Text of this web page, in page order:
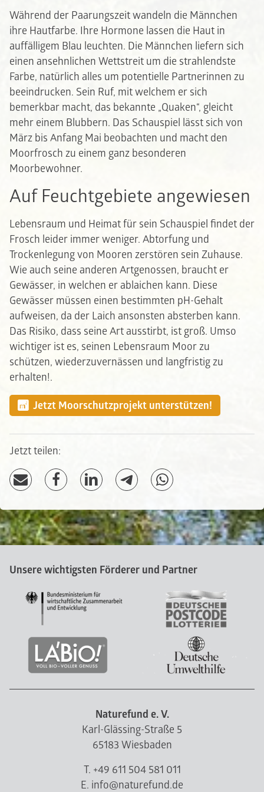
Während der Paarungszeit wandeln die Männchen
ihre Hautfarbe. Ihre Hormone lassen die Haut in
auffälligem Blau leuchten. Die Männchen liefern sich
einen ansehnlichen Wettstreit um die strahlendste
Farbe, natürlich alles um potentielle Partnerinnen zu
beeindrucken. Sein Ruf, mit welchem er sich
bemerkbar macht, das bekannte „Quaken“, gleicht
mehr einem Blubbern. Das Schauspiel lässt sich von
März bis Anfang Mai beobachten und macht den
Moorfrosch zu einem ganz besonderen
Moorbewohner.
Auf Feuchtgebiete angewiesen
Lebensraum und Heimat für sein Schauspiel findet der
Frosch leider immer weniger. Abtorfung und
Trockenlegung von Mooren zerstören sein Zuhause.
Wie auch seine anderen Artgenossen, braucht er
Gewässer, in welchen er ablaichen kann. Diese
Gewässer müssen einen bestimmten pH-Gehalt
aufweisen, da der Laich ansonsten absterben kann.
Das Risiko, dass seine Art ausstirbt, ist groß. Umso
wichtiger ist es, seinen Lebensraum Moor zu
schützen, wiederzuvernässen und langfristig zu
erhalten!.
Jetzt Moorschutzprojekt unterstützen!
Jetzt teilen:
Unsere wichtigsten Förderer und Partner
Naturefund e. V.
Karl-Glässing-Straße 5
65183 Wiesbaden
T. +49 611 504 581 011
E. info@naturefund.de